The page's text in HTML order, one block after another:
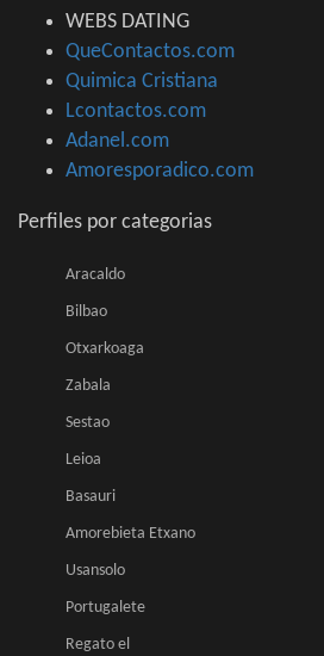
WEBS DATING
QueContactos.com
Quimica Cristiana
Lcontactos.com
Adanel.com
Amoresporadico.com
Perfiles por categorias
Aracaldo
Bilbao
Otxarkoaga
Zabala
Sestao
Leioa
Basauri
Amorebieta Etxano
Usansolo
Portugalete
Regato el